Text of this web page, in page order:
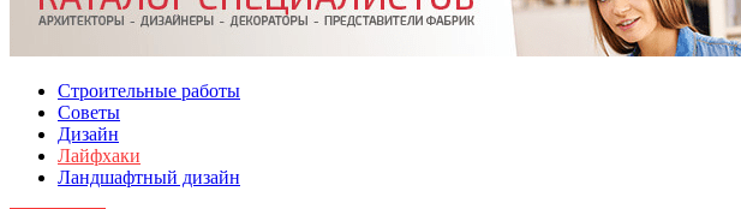
Строительные работы
Советы
Дизайн
Лайфхаки
Ландшафтный дизайн